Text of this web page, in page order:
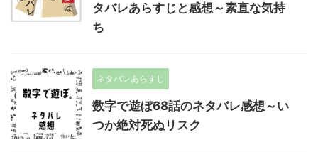
タバレあらすじと感想～素直な気持
ち
ネタバレあらすじ
数字で遊ぼ68話のネタバレ感想～い
つか絶対死ぬリスク